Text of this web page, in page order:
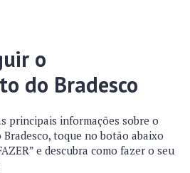
o
do Bradesco
principais informações sobre o
toque no botão abaixo
e descubra como fazer o seu